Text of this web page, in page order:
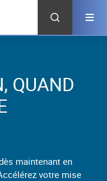
QUAND
maintenant en
votre mise